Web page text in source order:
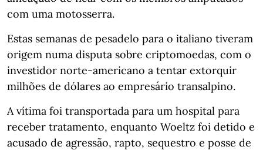
com uma motosserra.
Estas semanas de pesadelo para o italiano tiveram
origem numa disputa sobre criptomoedas, com o
investidor norte-americano a tentar extorquir
milhões de dólares ao empresário transalpino.
A vítima foi transportada para um hospital para
receber tratamento, enquanto Woeltz foi detido e
acusado de agressão, rapto, sequestro e posse de